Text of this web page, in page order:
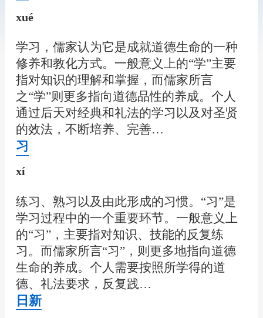
xué
学习，儒家认为它是成就道德生命的一种
修养和教化方式。一般意义上的“学”主要
指对知识的理解和掌握，而儒家所言
之“学”则更多指向道德品性的养成。个人
通过后天对经典和礼法的学习以及对圣贤
的效法，不断培养、完善…
习
xí
练习、熟习以及由此形成的习惯。“习”是
学习过程中的一个重要环节。一般意义上
的“习”，主要指对知识、技能的反复练
习。而儒家所言“习”，则更多地指向道德
生命的养成。个人需要按照所学得的道
德、礼法要求，反复践…
日新